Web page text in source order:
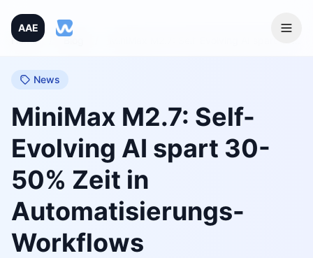
AAE
Home
Blog
News
MiniMax M2.7: Self-
Evolving AI spart 30-
50% Zeit in
Automatisierungs-
Workflows